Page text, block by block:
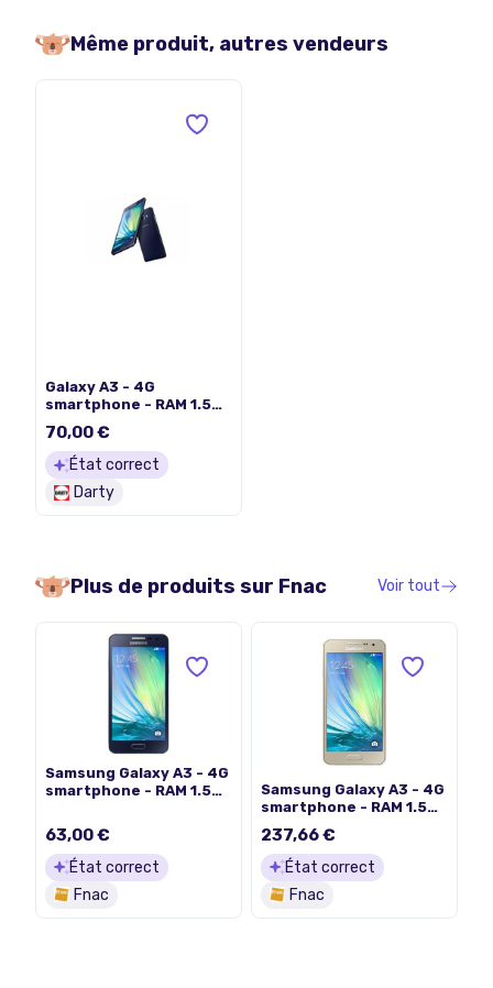
Même produit, autres vendeurs
Galaxy A3 - 4G
smartphone - RAM 1.5
Go / Mémoire interne 16
Go - microSD slot -
écran OLED - 4.5" - 960
x 540 pixels - rear
camera 8 MP - front
70,00 €
État correct
Darty
Plus de produits sur Fnac Voir tout
Samsung Galaxy A3 - 4G
smartphone - RAM 1.5
Go - microSD slot -
écran OLED - 4.5" - 960
x 540 pixels - rear
camera 8 MP - front
camera 5 MP - noir
63,00 €
État correct
Fnac
Samsung Galaxy A3 - 4G
smartphone - RAM 1.5
Go - microSD slot -
écran OLED - 4.5" - 960
x 540 pixels - rear
camera 8 MP - front
237,66 €
État correct
Fnac